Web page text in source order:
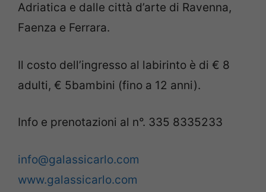
Adriatica e dalle città d’arte di Ravenna,
Faenza e Ferrara.
Il costo dell’ingresso al labirinto è di € 8
adulti, € 5bambini (fino a 12 anni).
Info e prenotazioni al n°. 335 8335233
info@galassicarlo.com
www.galassicarlo.com